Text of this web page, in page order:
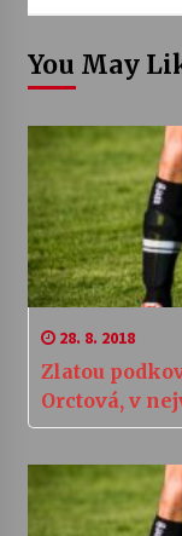
You May
28. 8. 2018
Zlatou
Orctová, v